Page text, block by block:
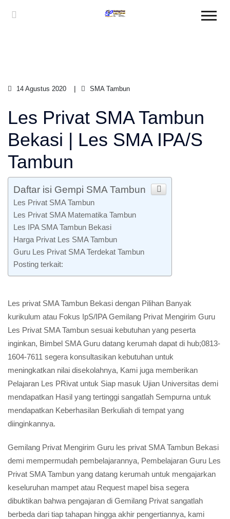
14 Agustus 2020 SMA Tambun
Les Privat SMA Tambun
Bekasi | Les SMA IPA/S
Tambun
Daftar isi Gempi SMA Tambun
Les Privat SMA Tambun
Les Privat SMA Matematika Tambun
Les IPA SMA Tambun Bekasi
Harga Privat Les SMA Tambun
Guru Les Privat SMA Terdekat Tambun
Posting terkait:
Les privat SMA Tambun Bekasi dengan Pilihan Banyak
kurikulum atau Fokus IpS/IPA Gemilang Privat Mengirim Guru
Les Privat SMA Tambun sesuai kebutuhan yang peserta
inginkan, Bimbel SMA Guru datang kerumah dapat di hub;0813-
1604-7611 segera konsultasikan kebutuhan untuk
meningkatkan nilai disekolahnya, Kami juga memberikan
Pelajaran Les PRivat untuk Siap masuk Ujian Universitas demi
mendapatkan Hasil yang tertinggi sangatlah Sempurna untuk
mendapatkan Keberhasilan Berkuliah di tempat yang
diinginkannya.
Gemilang Privat Mengirim Guru les privat SMA Tambun Bekasi
demi mempermudah pembelajarannya, Pembelajaran Guru Les
Privat SMA Tambun yang datang kerumah untuk mengajarkan
keseluruhan mampet atau Request mapel bisa segera
dibuktikan bahwa pengajaran di Gemilang Privat sangatlah
berbeda dari tiap tahapan hingga akhir pengertiannya, kami